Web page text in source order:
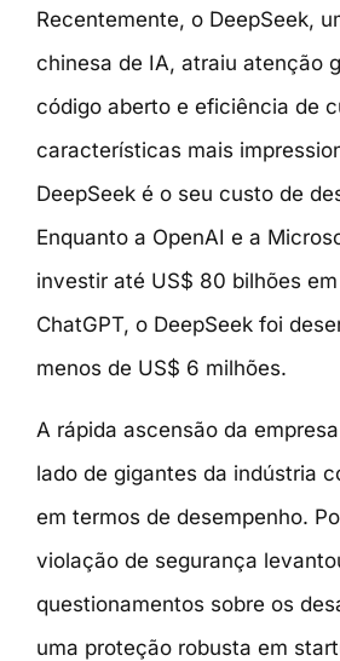
Recentemente, o DeepSeek,
chinesa de IA, atraiu atenção
código aberto e eficiência de
características mais
DeepSeek é o seu custo de
Enquanto a OpenAI e a
investir até US$ 80 bilhões
ChatGPT, o DeepSeek foi
menos de US$ 6 milhões.
A rápida ascensão da
lado de gigantes da indústria
em termos de desempenho.
violação de segurança
questionamentos sobre os
uma proteção robusta em